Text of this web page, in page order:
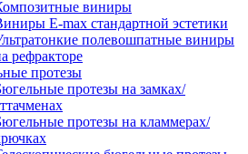
виниры
E-max стандартной эстетики
полевошпатные виниры
рефракторе
протезы
протезы на замках/
протезы на кламмерах/